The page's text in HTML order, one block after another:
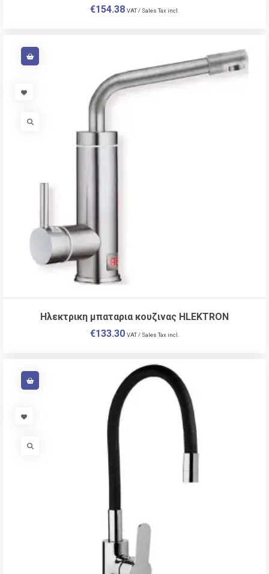
€154.38 VAT / Sales Tax incl.
VISIT LINK
VISIT LINK
Ηλεκτρικη μπαταρια κουζινας HLEKTRON
€133.30 VAT / Sales Tax incl.
VISIT LINK
VISIT LINK